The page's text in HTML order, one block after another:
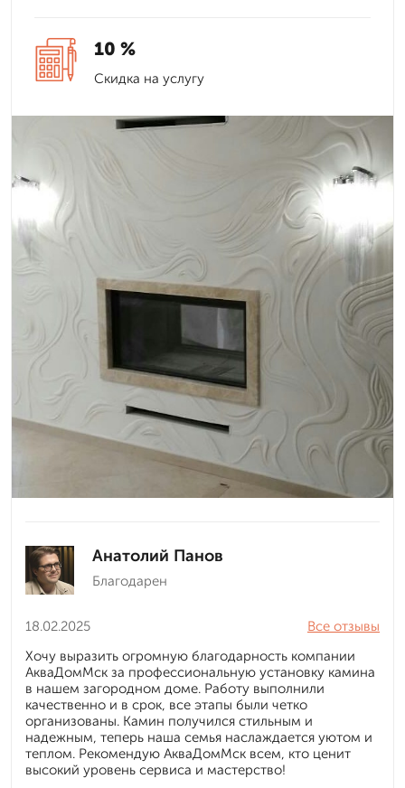
10 %
Скидка на услугу
Анатолий Панов
Благодарен
18.02.2025
Все отзывы
Хочу выразить огромную благодарность компании
АкваДомМск за профессиональную установку камина
в нашем загородном доме. Работу выполнили
качественно и в срок, все этапы были четко
организованы. Камин получился стильным и
надежным, теперь наша семья наслаждается уютом и
теплом. Рекомендую АкваДомМск всем, кто ценит
высокий уровень сервиса и мастерство!